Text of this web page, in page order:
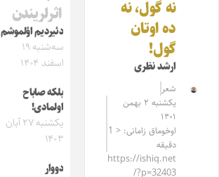
نه گول، نه
ده اوتان
گول!
ارشد نظری
شعر
یکشنبه ۲ بهمن
۱۴۰۱
اوخوماق زامانی: < 1
دقیقه
https://ishiq.net
/?p=32403
اثرلریندن
دئیردیم اؤلموشم
سه‌شنبه ۱۹
اسفند ۱۴۰۴
بلکه صاباح
اولمادی!
یکشنبه ۲۷ آبان
۱۴۰۳
دووار